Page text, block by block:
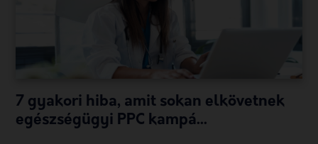
7 gyakori hiba, amit sokan elkövetnek
egészségügyi PPC kampá...